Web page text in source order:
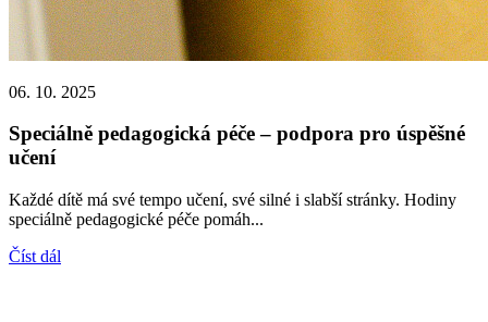
06. 10. 2025
Speciálně pedagogická péče – podpora pro úspěšné
učení
Každé dítě má své tempo učení, své silné i slabší stránky. Hodiny
speciálně pedagogické péče pomáh...
Číst dál